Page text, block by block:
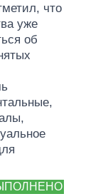
что
уже
об